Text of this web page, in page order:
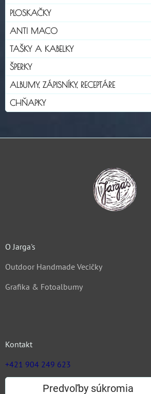
PLOSKAČKY
ANTI MACO
TAŠKY A KABELKY
ŠPERKY
ALBUMY, ZÁPISNÍKY, RECEPTÁRE
CHŇAPKY
O Jarga's
Outdoor Handmade Vecičky
Grafika & Fotoalbumy
Kontakt
+421 904 249 623
zuz@jargas.skPredvoľby súkromia